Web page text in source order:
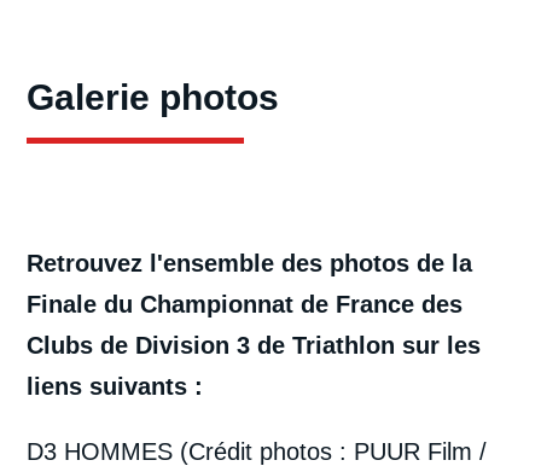
Galerie photos
Retrouvez l'ensemble des photos de la
Finale du Championnat de France des
Clubs de Division 3 de Triathlon sur les
liens suivants :
D3 HOMMES (Crédit photos : PUUR Film /